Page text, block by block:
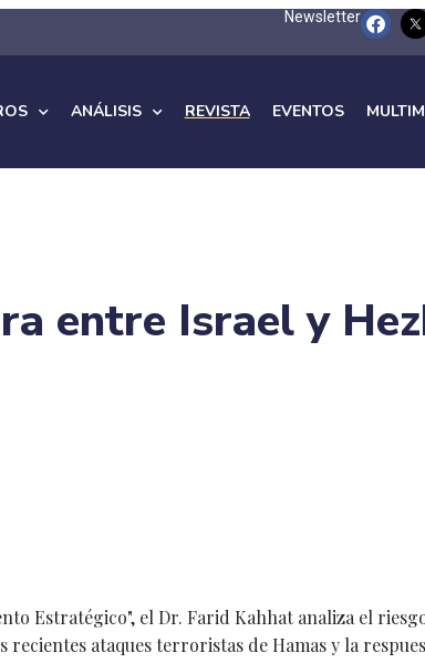
Newsletter
ANÁLISIS REVISTA EVENTOS
entre Israel y
Estratégico", el Dr. Farid Kahhat analiza el
ataques terroristas de Hamas y la